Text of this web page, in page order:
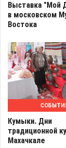
Выставка "Мой
в московском
Востока
Кумыки. Дни
традиционной
Махачкале